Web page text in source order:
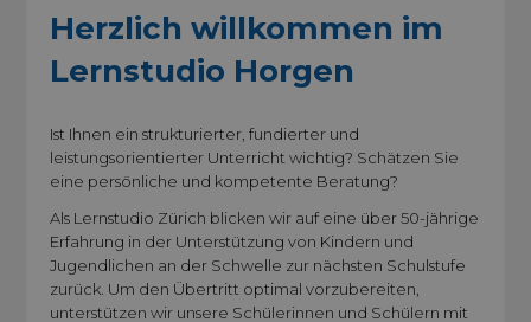
Herzlich willkommen im
Lernstudio Horgen
Ist Ihnen ein strukturierter, fundierter und
leistungsorientierter Unterricht wichtig? Schätzen Sie
eine persönliche und kompetente Beratung?
Als Lernstudio Zürich blicken wir auf eine über 50-jährige
Erfahrung in der Unterstützung von Kindern und
Jugendlichen an der Schwelle zur nächsten Schulstufe
zurück. Um den Übertritt optimal vorzubereiten,
unterstützen wir unsere Schülerinnen und Schülern mit